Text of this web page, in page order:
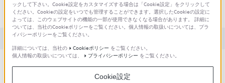
平衡接続・不平衡接続とは？
ックして下さい。Cookie設定をカスタマイズする場合は「Cookie設定」をクリックして
ください。Cookieの設定をいつでも管理することができます。選択したCookieの設定に
よっては、このウェブサイトの機能の一部が使用できなくなる場合があります。 詳細に
ついては、当社のCookieポリシーをご覧ください。個人情報の取扱いについては、プラ
イバシーポリシーをご覧ください。
詳細については、当社の
Cookieポリシー をご覧ください。
個人情報の取扱いについては、
プライバシーポリシー をご覧ください。
Cookie設定